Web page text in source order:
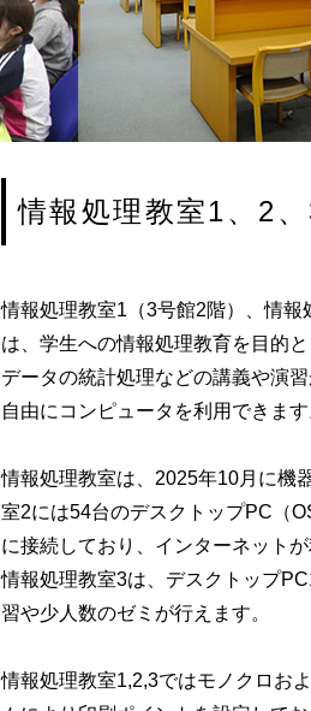
情報処理教室1、2
情報処理教室1（3号館2階）、情報
は、学生への情報処理教育を目的
データの統計処理などの講義や演
自由にコンピュータを利用できます
情報処理教室は、2025年10月に機
室2には54台のデスクトップPC（
に接続しており、インターネットが
情報処理教室3は、デスクトップ
習や少人数のゼミが行えます。
情報処理教室1,2,3ではモノクロお